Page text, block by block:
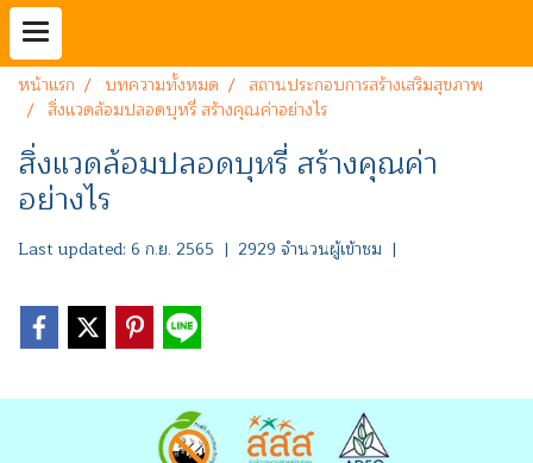
หน้าแรก บทความทั้งหมด
สถานประกอบการสร้างเสริมสุขภาพ
สิ่งแวดล้อมปลอดบุหรี่ สร้างคุณค่าอย่างไร
สิ่งแวดล้อมปลอดบุหรี่ สร้างคุณค่า
อย่างไร
Last updated: 6 ก.ย. 2565 | 2929 จำนวนผู้เข้าชม |